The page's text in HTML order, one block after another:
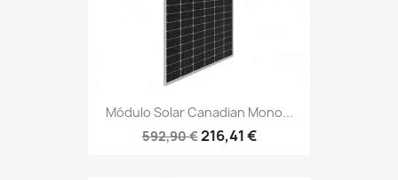
Módulo Solar Canadian Mono...
592,90 €216,41 €